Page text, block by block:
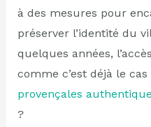
à des mesures pour
préserver l’identité du
quelques années,
comme c’est déjà le cas
provençales
?